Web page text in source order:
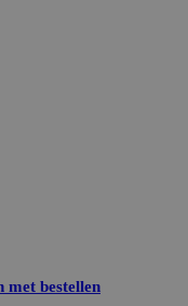
met bestellen